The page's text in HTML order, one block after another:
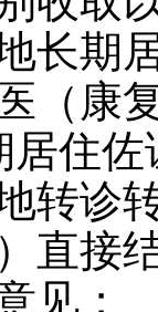
期居
（康
居住
诊转
直接
见；